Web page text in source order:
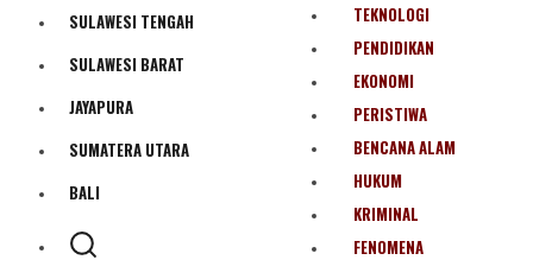
Olahraga
Bencana Alam
SULAWESI TENGAH
SULAWESI BARAT
JAYAPURA
SUMATERA UTARA
BALI
TEKNOLOGI
PENDIDIKAN
EKONOMI
PERISTIWA
BENCANA ALAM
HUKUM
KRIMINAL
FENOMENA